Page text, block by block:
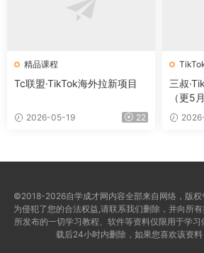
精品课程
Tc联盟·TikTok海外拉新项目
2026-05-19 22
三叔
（更5月
©2018-2026自学成才网内容全部来自网络，版权
为侵犯了您的合法权益,请联系我们删除，并向所
所发布的一切学习教程、软件等资料仅限用于学
载后24小时内删除，如果您喜欢该资料